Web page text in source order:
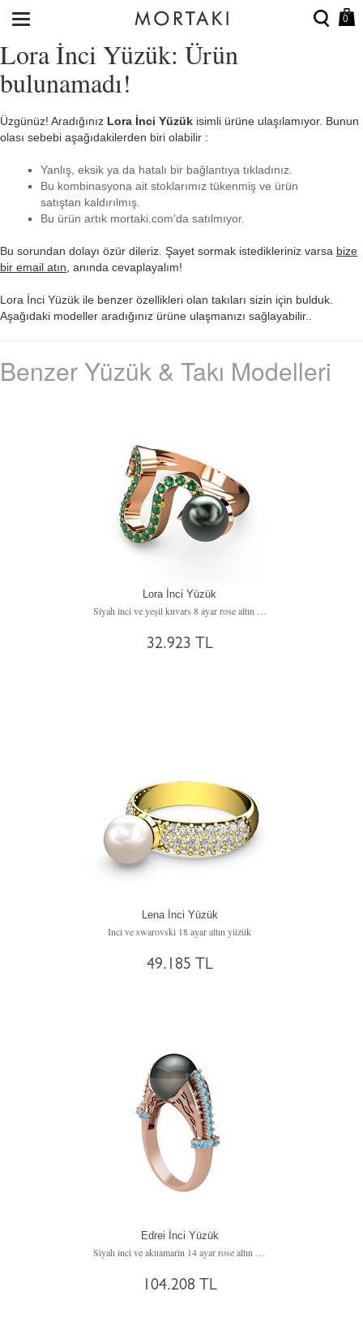
0
Lora İnci Yüzük: Ürün
bulunamadı!
Üzgünüz! Aradığınız Lora İnci Yüzük isimli ürüne ulaşılamıyor. Bunun
olası sebebi aşağıdakilerden biri olabilir :
Yanlış, eksik ya da hatalı bir bağlantıya tıkladınız.
Bu kombinasyona ait stoklarımız tükenmiş ve ürün
satıştan kaldırılmış.
Bu ürün artık mortaki.com'da satılmıyor.
Bu sorundan dolayı özür dileriz. Şayet sormak istedikleriniz varsa bize
bir email atın , anında cevaplayalım!
Lora İnci Yüzük ile benzer özellikleri olan takıları sizin için bulduk.
Aşağıdaki modeller aradığınız ürüne ulaşmanızı sağlayabilir..
Benzer Yüzük & Takı Modelleri
Lora İnci Yüzük
32.923 TL
Lena İnci Yüzük
Inci ve swarovski 18 ayar altın yüzük
49.185 TL
Edrei İnci Yüzük
104.208 TL